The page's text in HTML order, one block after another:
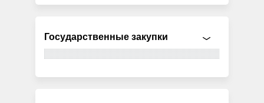
Государственные закупки